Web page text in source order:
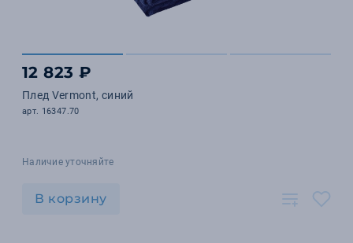
12 823 ₽
Плед Vermont, синий
арт. 16347.70
Наличие уточняйте
В корзину